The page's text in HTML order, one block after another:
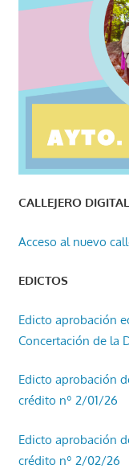
CALLEJERO DIGITAL
Acceso al nuevo
EDICTOS
Edicto aprobación
Concertación de la
Edicto aprobación
crédito nº 2/01/26
Edicto aprobación
crédito nº 2/02/26